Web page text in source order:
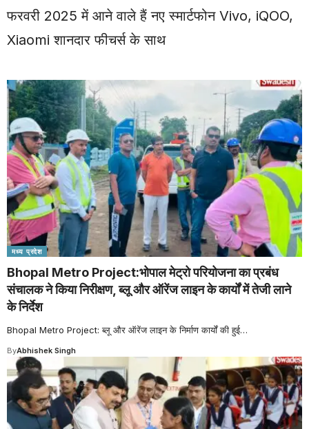
फरवरी 2025 में आने वाले हैं नए स्मार्टफोन Vivo, iQOO,
Xiaomi शानदार फीचर्स के साथ
मध्य प्रदेश
Bhopal Metro Project:भोपाल मेट्रो परियोजना का प्रबंध
संचालक ने किया निरीक्षण, ब्लू और ऑरेंज लाइन के कार्यों में तेजी लाने
के निर्देश
Bhopal Metro Project: ब्लू और ऑरेंज लाइन के निर्माण कार्यों की हुई…
ByAbhishek Singh